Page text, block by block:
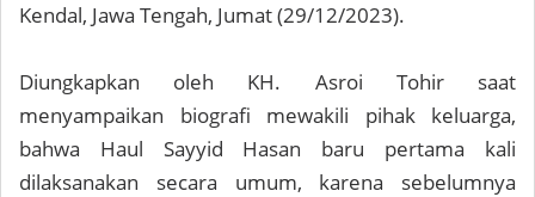
Kendal, Jawa Tengah, Jumat (29/12/2023).
Diungkapkan oleh KH. Asroi Tohir saat
menyampaikan biografi mewakili pihak keluarga,
bahwa Haul Sayyid Hasan baru pertama kali
dilaksanakan secara umum, karena sebelumnya